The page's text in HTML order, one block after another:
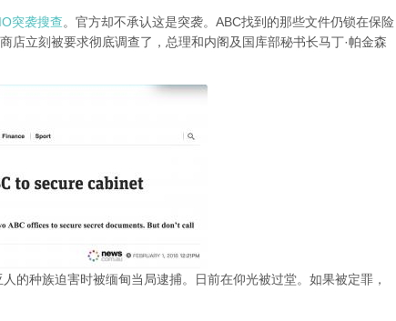
突袭搜查。官方却不承认这是突袭。ABC找到的那些文件仍锁在保险
店立刻被要求彻底调查了，总理和内阁及国库部秘书长马丁·帕金森
的种族迫害时被缅甸当局逮捕。日前在仰光被过堂。如果被定罪，